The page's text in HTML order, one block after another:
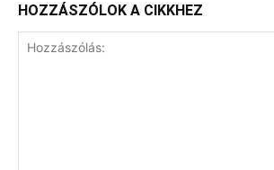
HOZZÁSZÓLOK A CIKKHEZ